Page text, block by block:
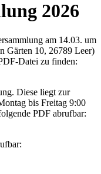
2026
am 14.03. um
Gärten 10, 26789 Leer)
Datei zu finden:
Diese liegt zur
bis Freitag 9:00
PDF abrufbar: